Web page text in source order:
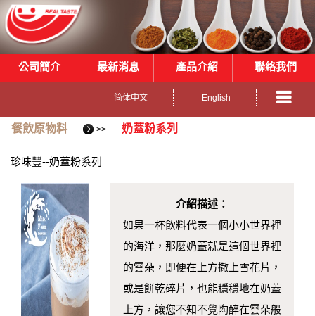
公司簡介 最新消息 產品介紹 聯絡我們
简体中文 English
餐飲原物料 >> 奶蓋粉系列
珍味豐--奶蓋粉系列
介紹描述：
如果一杯飲料代表一個小小世界裡
的海洋，那麼奶蓋就是這個世界裡
的雲朵，即便在上方撒上雪花片，
或是餅乾碎片，也能穩穩地在奶蓋
上方，讓您不知不覺陶醉在雲朵般